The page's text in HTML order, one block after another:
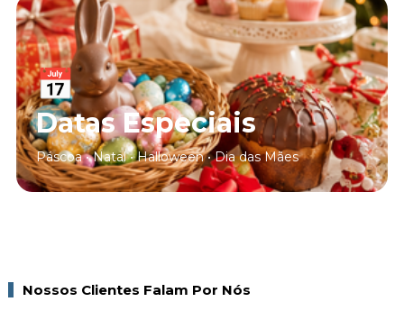
📅
Datas Especiais
Páscoa • Natal • Halloween • Dia das Mães
Nossos Clientes Falam Por Nós